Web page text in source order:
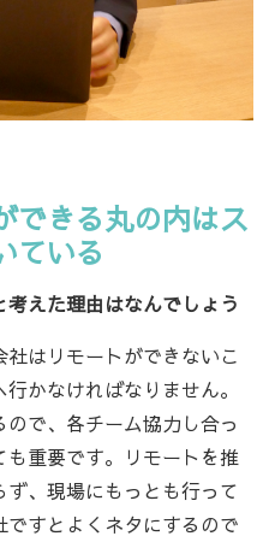
できる丸の内はス
ている
えた理由はなんでしょう
はリモートができないこ
かなければなりません。
で、各チーム協力し合っ
重要です。リモートを推
、現場にもっとも行って
すとよくネタにするので